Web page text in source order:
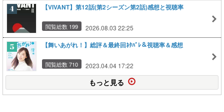
【VIVANT】第12話(第2シーズン第2話)感想と視聴率
閲覧総数 199 2026.08.03 22:25
【舞いあがれ！】総評＆最終回ﾈﾀﾊﾞﾚ＆視聴率＆感想
閲覧総数 710 2023.04.04 17:22
もっと見る